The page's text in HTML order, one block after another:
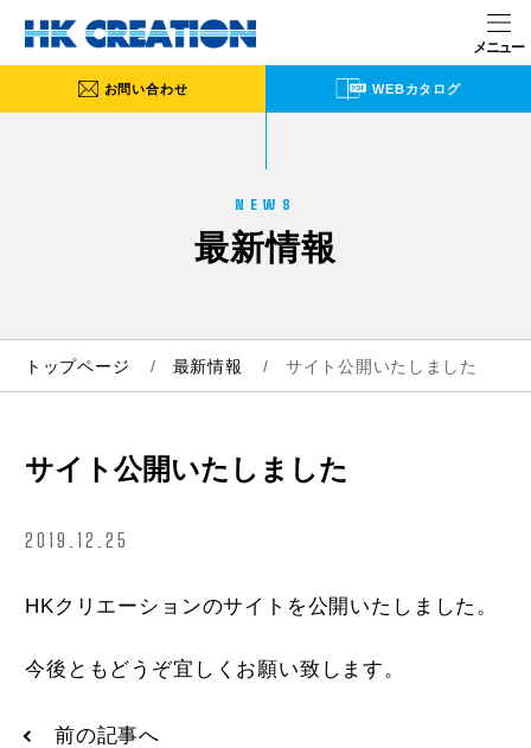
お問い合わせ WEBカタログ
NEWS
最新情報
トップページ 最新情報 サイト公開いたしました
サイト公開いたしました
2019.12.25
HKクリエーションのサイトを公開いたしました。
今後ともどうぞ宜しくお願い致します。
前の記事へ